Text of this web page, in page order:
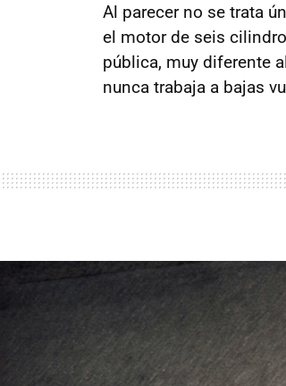
Al parecer no se trata
el motor de seis
pública, muy diferente
nunca trabaja a bajas